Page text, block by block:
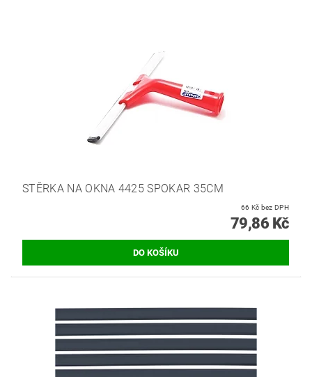
STĚRKA NA OKNA 4425 SPOKAR 35CM
66 Kč bez DPH
79,86 Kč